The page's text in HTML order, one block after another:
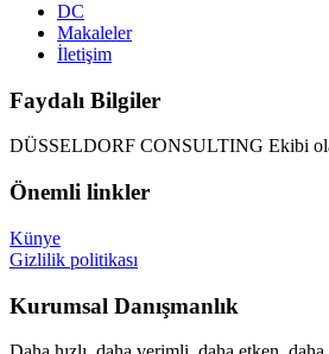
DC
Makaleler
İletişim
Faydalı Bilgiler
DÜSSELDORF CONSULTING Ekibi
Önemli linkler
Künye
Gizlilik politikası
Kurumsal Danışmanlık